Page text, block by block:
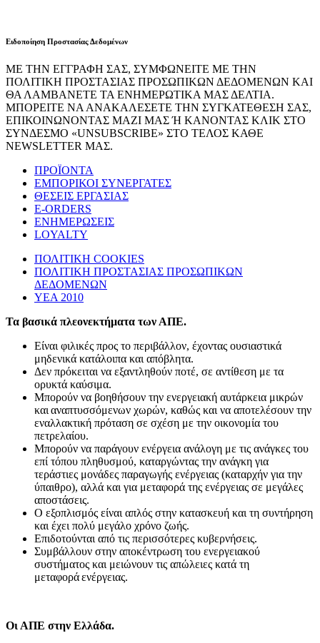
Ειδοποίηση Προστασίας Δεδομένων
ΜΕ ΤΗΝ ΕΓΓΡΑΦΗ ΣΑΣ, ΣΥΜΦΩΝΕΙΤΕ ΜΕ ΤΗΝ
ΠΟΛΙΤΙΚΗ ΠΡΟΣΤΑΣΙΑΣ ΠΡΟΣΩΠΙΚΩΝ ΔΕΔΟΜΕΝΩΝ ΚΑΙ
ΘΑ ΛΑΜΒΑΝΕΤΕ ΤΑ ΕΝΗΜΕΡΩΤΙΚΑ ΜΑΣ ΔΕΛΤΙΑ.
ΜΠΟΡΕΙΤΕ ΝΑ ΑΝΑΚΑΛΕΣΕΤΕ ΤΗΝ ΣΥΓΚΑΤΕΘΕΣΗ ΣΑΣ,
ΕΠΙΚΟΙΝΩΝΟΝΤΑΣ ΜΑΖΙ ΜΑΣ Ή ΚΑΝΟΝΤΑΣ ΚΛΙΚ ΣΤΟ
ΣΥΝΔΕΣΜΟ «UNSUBSCRIBE» ΣΤΟ ΤΕΛΟΣ ΚΑΘΕ
NEWSLETTER ΜΑΣ.
ΠΡΟΪΟΝΤΑ
ΕΜΠΟΡΙΚΟΙ ΣΥΝΕΡΓΑΤΕΣ
ΘΕΣΕΙΣ ΕΡΓΑΣΙΑΣ
E-ORDERS
ΕΝΗΜΕΡΩΣΕΙΣ
LOYALTY
ΠΟΛΙΤΙΚΗ COOKIES
ΠΟΛΙΤΙΚΗ ΠΡΟΣΤΑΣΙΑΣ ΠΡΟΣΩΠΙΚΩΝ
ΔΕΔΟΜΕΝΩΝ
ΥΕΑ 2010
Τα βασικά πλεονεκτήματα των ΑΠΕ.
Είναι φιλικές προς το περιβάλλον, έχοντας ουσιαστικά
μηδενικά κατάλοιπα και απόβλητα.
Δεν πρόκειται να εξαντληθούν ποτέ, σε αντίθεση με τα
ορυκτά καύσιμα.
Μπορούν να βοηθήσουν την ενεργειακή αυτάρκεια μικρών
και αναπτυσσόμενων χωρών, καθώς και να αποτελέσουν την
εναλλακτική πρόταση σε σχέση με την οικονομία του
πετρελαίου.
Mπορούν να παράγουν ενέργεια ανάλογη με τις ανάγκες του
επί τόπου πληθυσμού, καταργώντας την ανάγκη για
τεράστιες μονάδες παραγωγής ενέργειας (καταρχήν για την
ύπαιθρο), αλλά και για μεταφορά της ενέργειας σε μεγάλες
αποστάσεις.
Ο εξοπλισμός είναι απλός στην κατασκευή και τη συντήρηση
και έχει πολύ μεγάλο χρόνο ζωής.
Επιδοτούνται από τις περισσότερες κυβερνήσεις.
Συμβάλλουν στην αποκέντρωση του ενεργειακού
συστήματος και μειώνουν τις απώλειες κατά τη
μεταφορά ενέργειας.
Οι ΑΠΕ στην Ελλάδα.